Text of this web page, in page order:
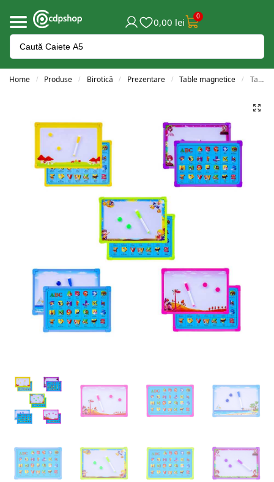
0,00 lei 0
Home / Produse / Birotică / Prezentare / Table magnetice / Tablita pentru scris cu burete, 20×30 cm